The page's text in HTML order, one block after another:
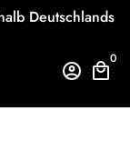
Deutschlands
account_circle local_mall
0